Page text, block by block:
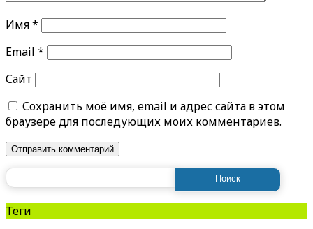
Имя*
Email *
Сайт
Сохранить моё имя, email и адрес сайта в этом
браузере для последующих моих комментариев.
Теги